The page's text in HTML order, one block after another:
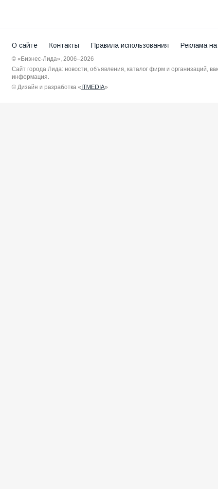
О сайте Контакты Правила использования Реклама
© «Бизнес-Лида», 2006–2026
Сайт города Лида: новости, объявления, каталог фирм и организаций,
информация.
© Дизайн и разработка « ITMEDIA»